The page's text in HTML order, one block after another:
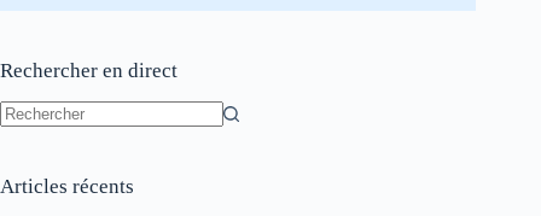
Rechercher en direct
Articles récents